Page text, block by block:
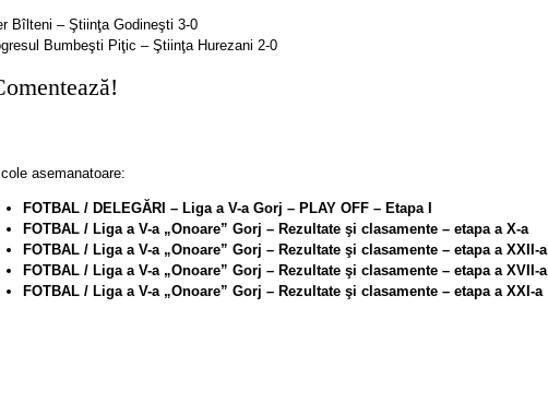
Bîlteni – Ştiinţa Godineşti 3-0
Bumbeşti Piţic – Ştiinţa Hurezani 2-0
asemanatoare:
FOTBAL / DELEGĂRI – Liga a V-a Gorj – PLAY OFF – Etapa I
FOTBAL / Liga a V-a „Onoare” Gorj – Rezultate şi clasamente – etapa a X-a
FOTBAL / Liga a V-a „Onoare” Gorj – Rezultate şi clasamente – etapa a XXII-a
FOTBAL / Liga a V-a „Onoare” Gorj – Rezultate şi clasamente – etapa a XVII-a
FOTBAL / Liga a V-a „Onoare” Gorj – Rezultate şi clasamente – etapa a XXI-a